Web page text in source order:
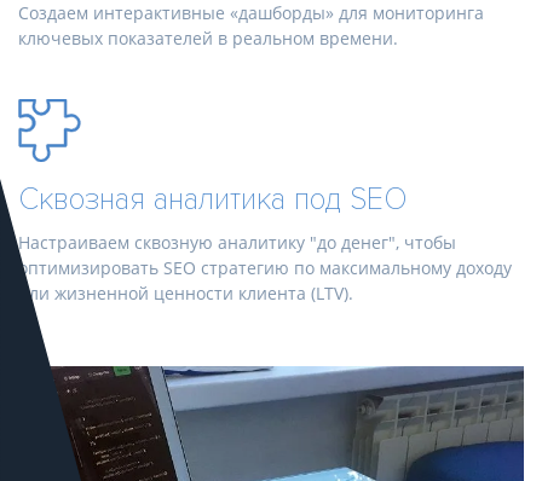
Создаем интерактивные «дашборды» для мониторинга
ключевых показателей в реальном времени.
Сквозная аналитика под SEO
Настраиваем сквозную аналитику "до денег", чтобы
оптимизировать SEO стратегию по максимальному доходу
или жизненной ценности клиента (LTV).